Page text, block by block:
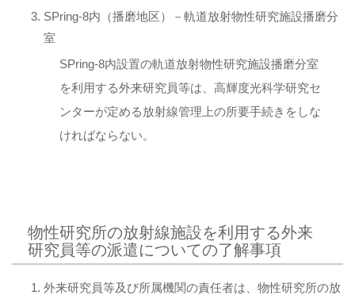
SPring-8内（播磨地区）－軌道放射物性研究施設播磨分
室
SPring-8内設置の軌道放射物性研究施設播磨分室
を利用する外来研究員等は、高輝度光科学研究セ
ンターが定める放射線管理上の所要手続きをしな
ければならない。
物性研究所の放射線施設を利用する外来
研究員等の派遣についての了解事項
外来研究員等及び所属機関の責任者は、物性研究所の放